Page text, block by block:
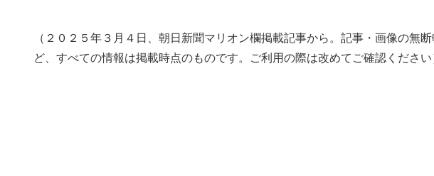
（２０２５年３月４日、朝日新聞マリオン欄掲載記事から。記事・画像の無
ど、すべての情報は掲載時点のものです。ご利用の際は改めてご確認ください